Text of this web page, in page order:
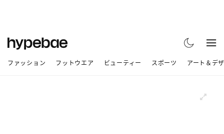
ファッション フットウエア ビューティー スポーツ アート＆デ